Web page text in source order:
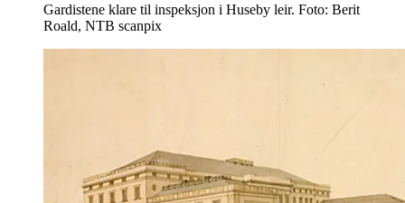
Gardistene klare til inspeksjon i Huseby leir. Foto: Berit
Roald, NTB scanpix